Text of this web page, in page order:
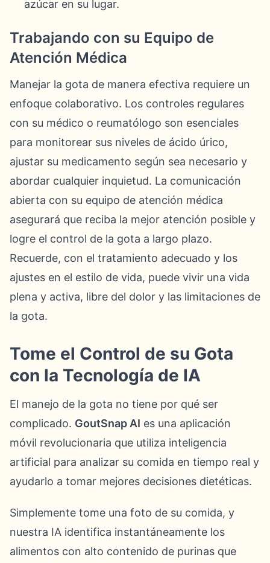
azúcar en su lugar.
Trabajando con su Equipo de
Atención Médica
Manejar la gota de manera efectiva requiere un
enfoque colaborativo. Los controles regulares
con su médico o reumatólogo son esenciales
para monitorear sus niveles de ácido úrico,
ajustar su medicamento según sea necesario y
abordar cualquier inquietud. La comunicación
abierta con su equipo de atención médica
asegurará que reciba la mejor atención posible y
logre el control de la gota a largo plazo.
Recuerde, con el tratamiento adecuado y los
ajustes en el estilo de vida, puede vivir una vida
plena y activa, libre del dolor y las limitaciones de
la gota.
Tome el Control de su Gota
con la Tecnología de IA
El manejo de la gota no tiene por qué ser
complicado. GoutSnap AI es una aplicación
móvil revolucionaria que utiliza inteligencia
artificial para analizar su comida en tiempo real y
ayudarlo a tomar mejores decisiones dietéticas.
Simplemente tome una foto de su comida, y
nuestra IA identifica instantáneamente los
alimentos con alto contenido de purinas que